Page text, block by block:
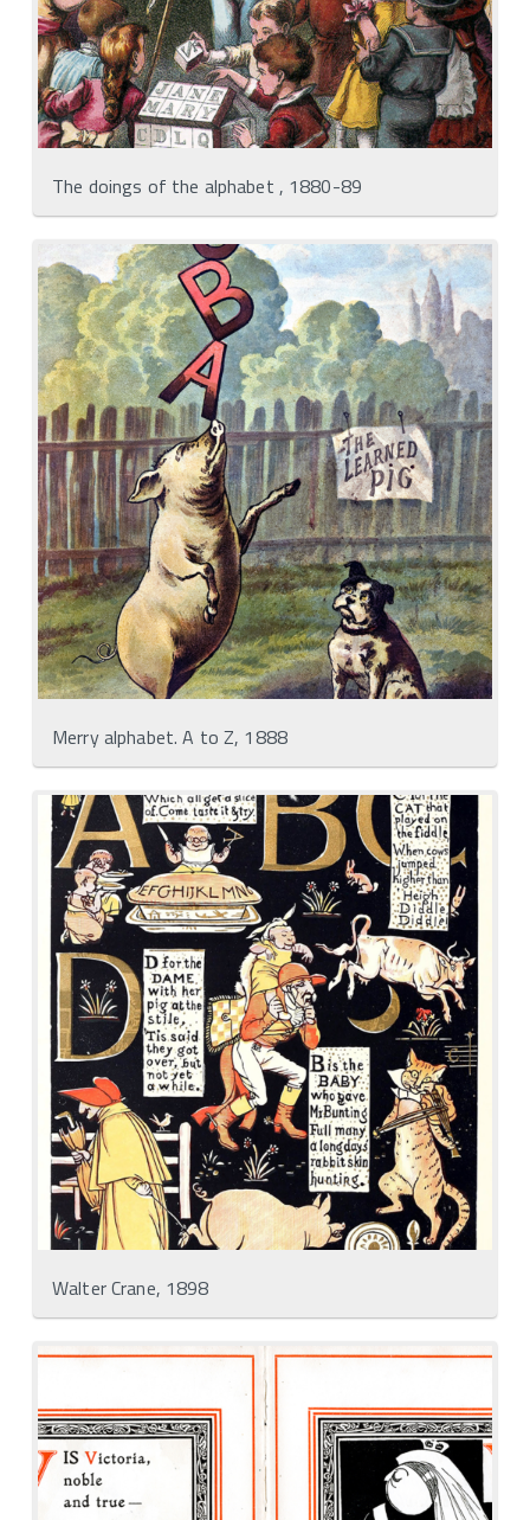
The doings of the alphabet , 1880-89
Merry alphabet. A to Z, 1888
Walter Crane, 1898